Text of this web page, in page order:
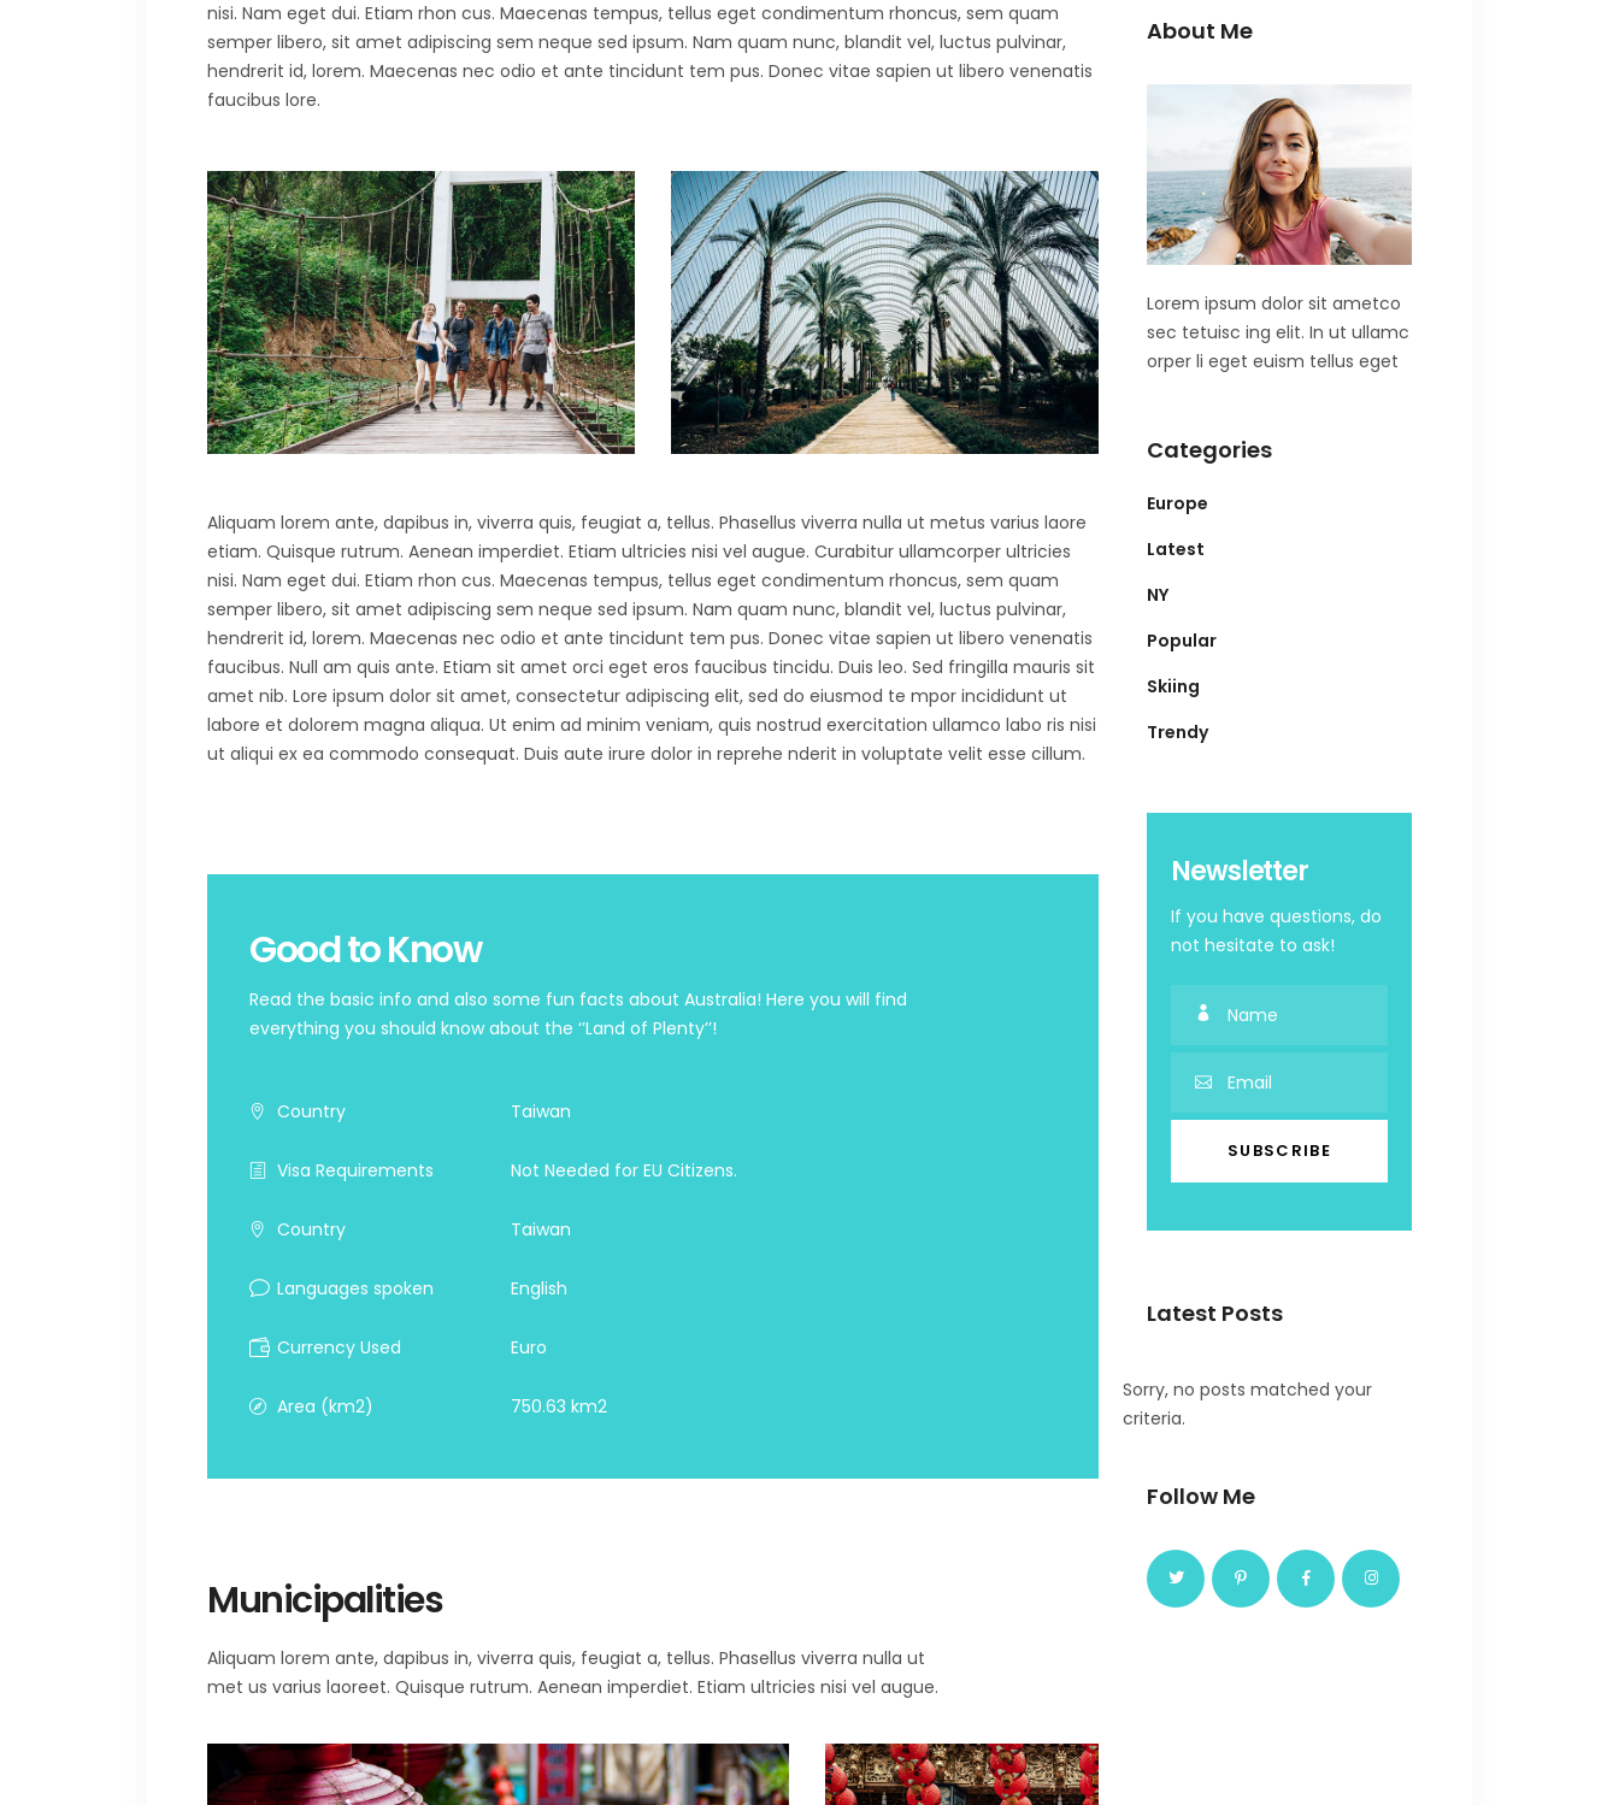
nisi. Nam eget dui. Etiam rhon cus. Maecenas tempus, tellus eget condimentum rhoncus, sem quam
semper libero, sit amet adipiscing sem neque sed ipsum. Nam quam nunc, blandit vel, luctus pulvinar,
hendrerit id, lorem. Maecenas nec odio et ante tincidunt tem pus. Donec vitae sapien ut libero venenatis
faucibus lore.
Aliquam lorem ante, dapibus in, viverra quis, feugiat a, tellus. Phasellus viverra nulla ut metus varius laore
etiam. Quisque rutrum. Aenean imperdiet. Etiam ultricies nisi vel augue. Curabitur ullamcorper ultricies
nisi. Nam eget dui. Etiam rhon cus. Maecenas tempus, tellus eget condimentum rhoncus, sem quam
semper libero, sit amet adipiscing sem neque sed ipsum. Nam quam nunc, blandit vel, luctus pulvinar,
hendrerit id, lorem. Maecenas nec odio et ante tincidunt tem pus. Donec vitae sapien ut libero venenatis
faucibus. Null am quis ante. Etiam sit amet orci eget eros faucibus tincidu. Duis leo. Sed fringilla mauris sit
amet nib. Lore ipsum dolor sit amet, consectetur adipiscing elit, sed do eiusmod te mpor incididunt ut
labore et dolorem magna aliqua. Ut enim ad minim veniam, quis nostrud exercitation ullamco labo ris nisi
ut aliqui ex ea commodo consequat. Duis aute irure dolor in reprehe nderit in voluptate velit esse cillum.
Good to Know
Read the basic info and also some fun facts about Australia! Here you will find
everything you should know about the ‘’Land of Plenty’’!
Country Taiwan
Visa Requirements Not Needed for EU Citizens.
Country Taiwan
Languages spoken English
Currency Used Euro
Area (km2) 750.63 km2
Municipalities
Aliquam lorem ante, dapibus in, viverra quis, feugiat a, tellus. Phasellus viverra nulla ut
met us varius laoreet. Quisque rutrum. Aenean imperdiet. Etiam ultricies nisi vel augue.
About Me
Lorem ipsum dolor sit ametco
sec tetuisc ing elit. In ut ullamc
orper li eget euism tellus eget
Categories
Europe
Latest
NY
Popular
Skiing
Trendy
Newsletter
If you have questions, do
not hesitate to ask!
Latest Posts
Sorry, no posts matched your
criteria.
Follow Me